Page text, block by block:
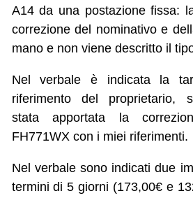
A14 da una postazione fissa:
correzione del nominativo e
mano e non viene descritto il
Nel verbale è indicata la
riferimento del proprietario,
stata apportata la
FH771WX con i miei riferimenti.
Nel verbale sono indicati due
termini di 5 giorni (173,00€ e